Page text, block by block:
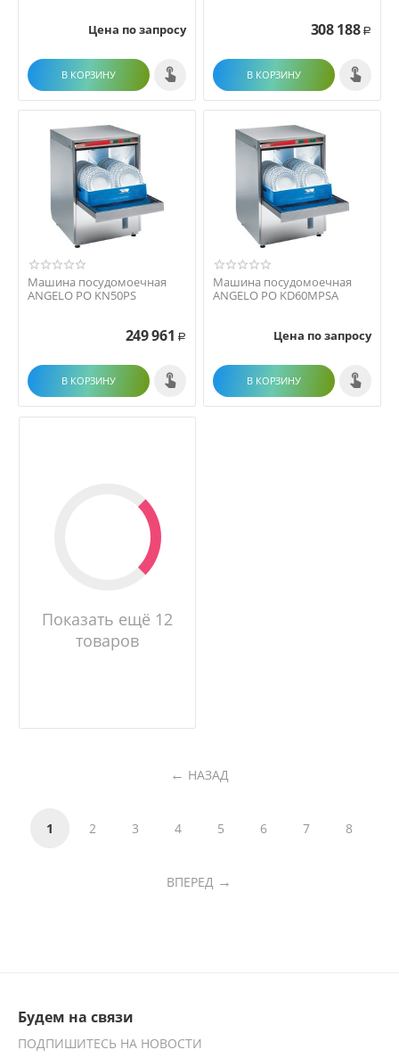
Цена по запросу
В КОРЗИНУ
308 188 Р
В КОРЗИНУ
Машина посудомоечная
ANGELO PO KN50PS
249 961 Р
В КОРЗИНУ
Машина посудомоечная
ANGELO PO KD60MPSA
Цена по запросу
В КОРЗИНУ
Показать ещё 12
товаров
НАЗАД
1 2 3 4 5 6 7 8
ВПЕРЕД
Будем на связи
ПОДПИШИТЕСЬ НА НОВОСТИ